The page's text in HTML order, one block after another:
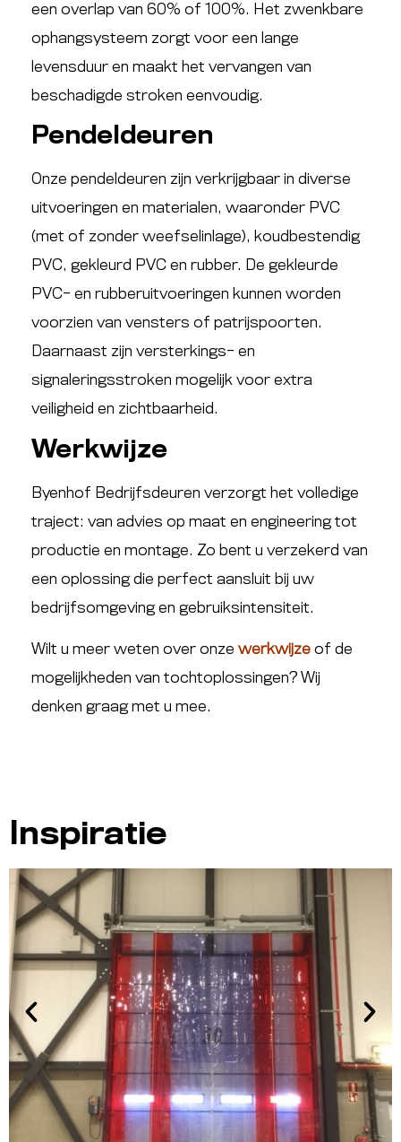
een overlap van 60% of 100%. Het zwenkbare
ophangsysteem zorgt voor een lange
levensduur en maakt het vervangen van
beschadigde stroken eenvoudig.
Pendeldeuren
Onze pendeldeuren zijn verkrijgbaar in diverse
uitvoeringen en materialen, waaronder PVC
(met of zonder weefselinlage), koudbestendig
PVC, gekleurd PVC en rubber. De gekleurde
PVC- en rubberuitvoeringen kunnen worden
voorzien van vensters of patrijspoorten.
Daarnaast zijn versterkings- en
signaleringsstroken mogelijk voor extra
veiligheid en zichtbaarheid.
Werkwijze
Byenhof Bedrijfsdeuren verzorgt het volledige
traject: van advies op maat en engineering tot
productie en montage. Zo bent u verzekerd van
een oplossing die perfect aansluit bij uw
bedrijfsomgeving en gebruiksintensiteit.
Wilt u meer weten over onze werkwijze of de
mogelijkheden van tochtoplossingen? Wij
denken graag met u mee.
Inspiratie